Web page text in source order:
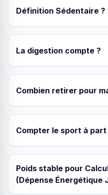
Définition Sédentaire ?
La digestion compte ?
Combien retirer pour
Compter le sport à part
Poids stable pour
(Dépense Énergétique